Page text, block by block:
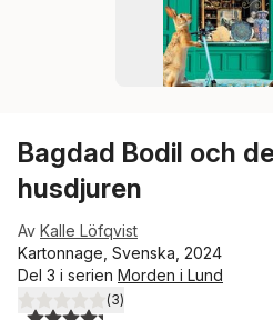
Bagdad Bodil och
husdjuren
Av Kalle Löfqvist
Kartonnage, Svenska, 2024
Del 3 i serien Morden i Lund
4,3utav 5 stjärnor. Totalt antal
(3)